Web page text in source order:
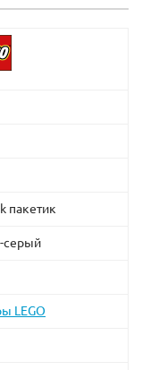
пакетик
серый
LEGO